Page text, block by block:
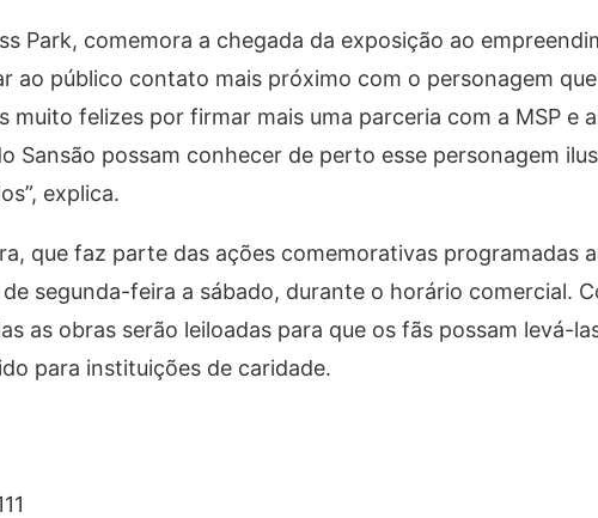
Park, comemora a chegada da exposição ao
ao público contato mais próximo com o personagem
muito felizes por firmar mais uma parceria com a MSP e
Sansão possam conhecer de perto esse personagem
explica.
que faz parte das ações comemorativas programadas
segunda-feira a sábado, durante o horário comercial.
as obras serão leiloadas para que os fãs possam levá-
para instituições de caridade.